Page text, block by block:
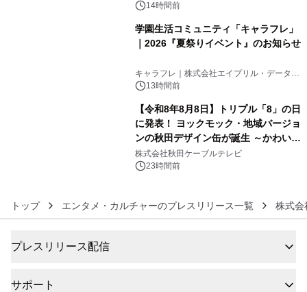
得な素泊まり連泊プランで
14時間前
学園生活コミュニティ「キャラフレ」
｜2026『夏祭りイベント』のお知らせ
キャラフレ｜株式会社エイプリル・データ・
デザインズ
13時間前
【令和8年8月8日】トリプル「8」の日
に発表！ ヨックモック・地域バージョ
ンの秋田デザイン缶が誕生 ～かわいい
秋田犬の子犬と秋田の四季と名所を巡
るパッケージ～ 9月1日(火)秋田県内で
株式会社秋田ケーブルテレビ
23時間前
トップ エンタメ・カルチャーのプレスリリース一覧 株式
プレスリリース配信
サポート